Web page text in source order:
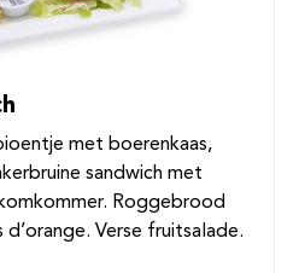
met boerenkaas,
sandwich met
Roggebrood
Verse fruitsalade.